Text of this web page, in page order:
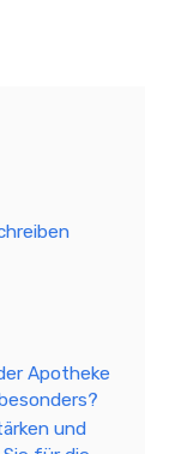
Apotheke
und